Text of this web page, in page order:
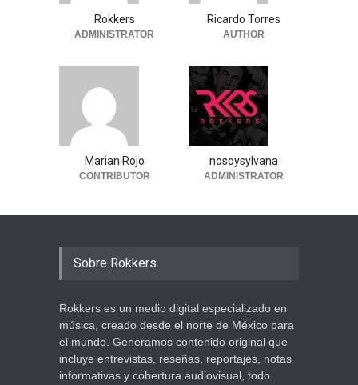
Rokkers
ADMINISTRATOR
Ricardo Torres
AUTHOR
Marian Rojo
CONTRIBUTOR
nosoysylvana
ADMINISTRATOR
Sobre Rokkers
Rokkers es un medio digital especializado en
música, creado desde el norte de México para
el mundo. Generamos contenido original que
incluye entrevistas, reseñas, reportajes, notas
informativas y cobertura audiovisual, todo